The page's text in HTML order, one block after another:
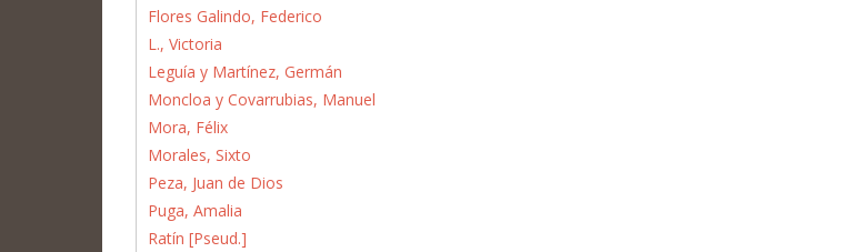
Flores Galindo, Federico
L., Victoria
Leguía y Martínez, Germán
Moncloa y Covarrubias, Manuel
Mora, Félix
Morales, Sixto
Peza, Juan de Dios
Puga, Amalia
Ratín [Pseud.]